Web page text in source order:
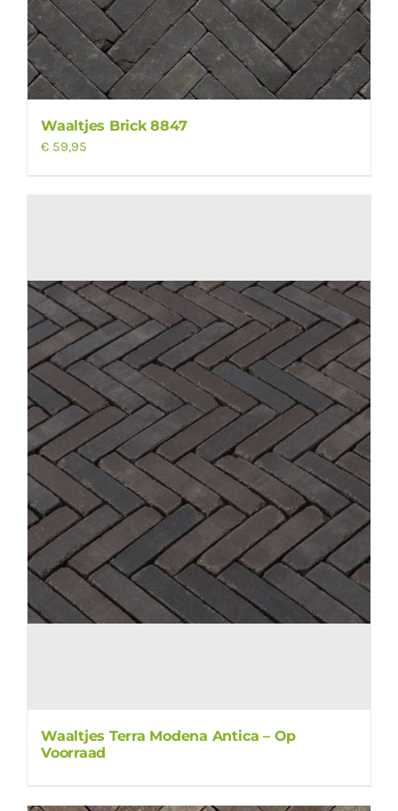
Waaltjes Brick 8847
€ 59,95
Waaltjes Terra Modena Antica – Op
Voorraad